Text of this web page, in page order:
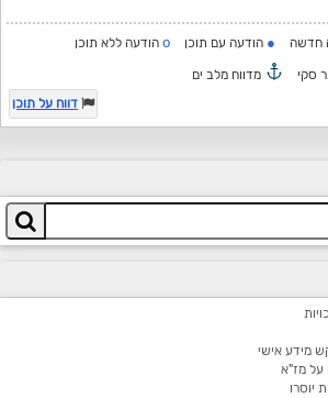
חדשה ● הודעה עם תוכן o הודעה ללא תוכן
סקי
מדווח מלב ים
דווח על תוכן
מידע אישי
על מז"א
יוסרו